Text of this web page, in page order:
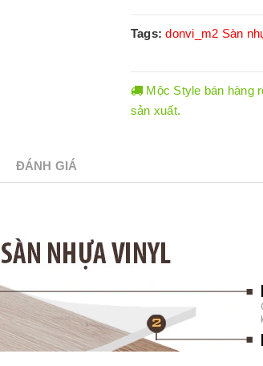
Tags:donvi_m2 Sàn
Mộc Style bán hàng
sản xuất.
ĐÁNH GIÁ